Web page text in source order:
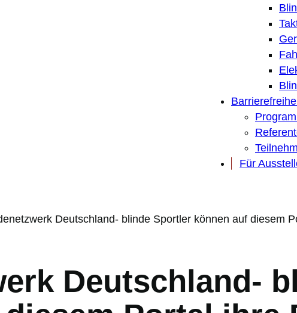
Für
Deutschland- blinde Sportler können auf diesem
Deutschland-